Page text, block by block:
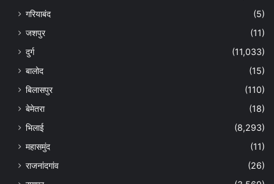
गरियाबंद
(5)
जशपुर
(11)
दुर्ग
(11,033)
बालोद
(15)
बिलासपुर
(110)
बेमेतरा
(18)
भिलाई
(8,293)
महासमुंद
(11)
राजनांदगांव
(26)